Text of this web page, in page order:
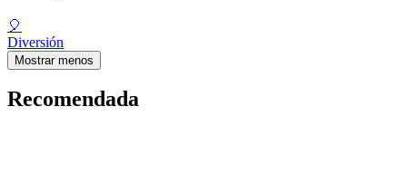
🎈
Diversión
Mostrar menos
Recomendada